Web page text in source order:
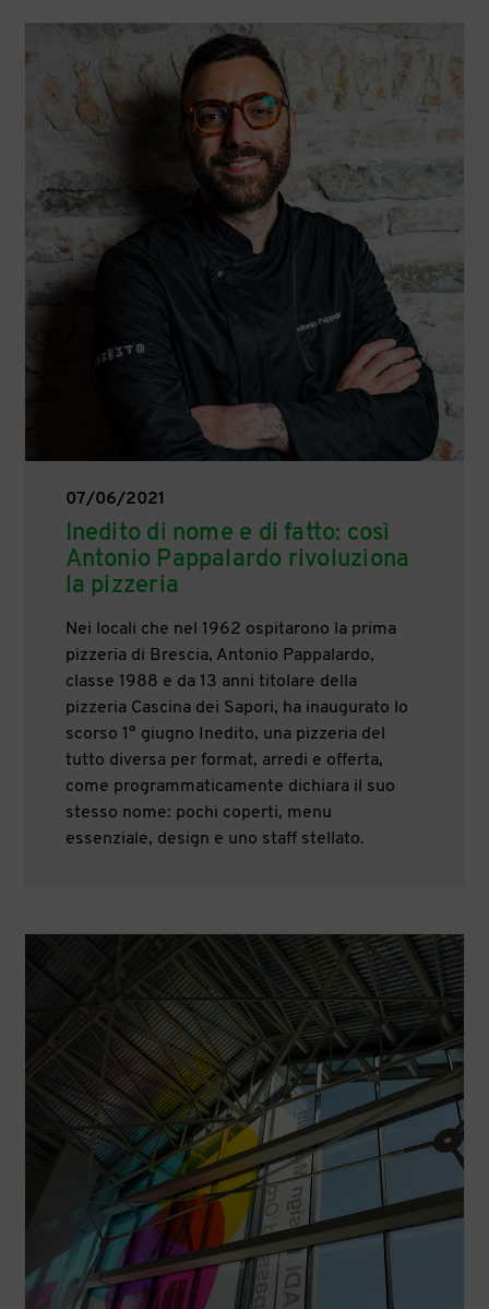
07/06/2021
Inedito di nome e di fatto: così
Antonio Pappalardo rivoluziona
la pizzeria
Nei locali che nel 1962 ospitarono la prima
pizzeria di Brescia, Antonio Pappalardo,
classe 1988 e da 13 anni titolare della
pizzeria Cascina dei Sapori, ha inaugurato lo
scorso 1° giugno Inedito, una pizzeria del
tutto diversa per format, arredi e offerta,
come programmaticamente dichiara il suo
stesso nome: pochi coperti, menu
essenziale, design e uno staff stellato.